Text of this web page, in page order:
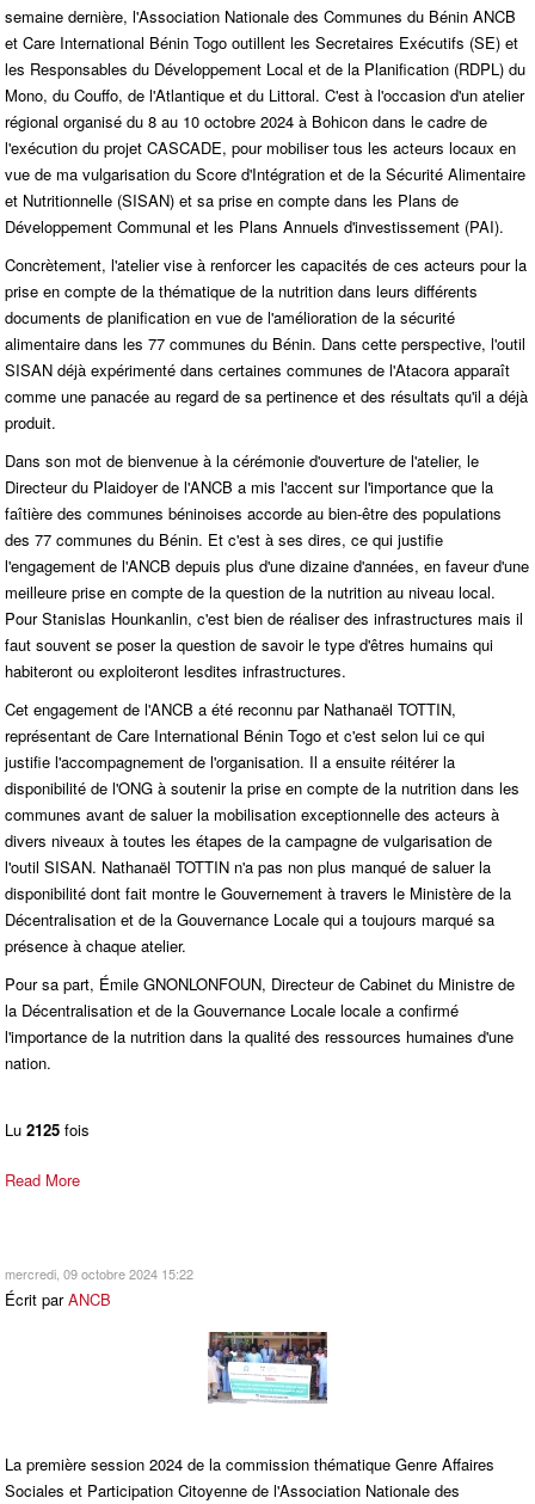
semaine dernière, l'Association Nationale des Communes du Bénin ANCB
et Care International Bénin Togo outillent les Secretaires Exécutifs (SE) et
les Responsables du Développement Local et de la Planification (RDPL) du
Mono, du Couffo, de l'Atlantique et du Littoral. C'est à l'occasion d'un atelier
régional organisé du 8 au 10 octobre 2024 à Bohicon dans le cadre de
l'exécution du projet CASCADE, pour mobiliser tous les acteurs locaux en
vue de ma vulgarisation du Score d'Intégration et de la Sécurité Alimentaire
et Nutritionnelle (SISAN) et sa prise en compte dans les Plans de
Développement Communal et les Plans Annuels d'investissement (PAI).
Concrètement, l'atelier vise à renforcer les capacités de ces acteurs pour la
prise en compte de la thématique de la nutrition dans leurs différents
documents de planification en vue de l'amélioration de la sécurité
alimentaire dans les 77 communes du Bénin. Dans cette perspective, l'outil
SISAN déjà expérimenté dans certaines communes de l'Atacora apparaît
comme une panacée au regard de sa pertinence et des résultats qu'il a déjà
produit.
Dans son mot de bienvenue à la cérémonie d'ouverture de l'atelier, le
Directeur du Plaidoyer de l'ANCB a mis l'accent sur l'importance que la
faîtière des communes béninoises accorde au bien-être des populations
des 77 communes du Bénin. Et c'est à ses dires, ce qui justifie
l'engagement de l'ANCB depuis plus d'une dizaine d'années, en faveur d'une
meilleure prise en compte de la question de la nutrition au niveau local.
Pour Stanislas Hounkanlin, c'est bien de réaliser des infrastructures mais il
faut souvent se poser la question de savoir le type d'êtres humains qui
habiteront ou exploiteront lesdites infrastructures.
Cet engagement de l'ANCB a été reconnu par Nathanaël TOTTIN,
représentant de Care International Bénin Togo et c'est selon lui ce qui
justifie l'accompagnement de l'organisation. Il a ensuite réitérer la
disponibilité de l'ONG à soutenir la prise en compte de la nutrition dans les
communes avant de saluer la mobilisation exceptionnelle des acteurs à
divers niveaux à toutes les étapes de la campagne de vulgarisation de
l'outil SISAN. Nathanaël TOTTIN n'a pas non plus manqué de saluer la
disponibilité dont fait montre le Gouvernement à travers le Ministère de la
Décentralisation et de la Gouvernance Locale qui a toujours marqué sa
présence à chaque atelier.
Pour sa part, Émile GNONLONFOUN, Directeur de Cabinet du Ministre de
la Décentralisation et de la Gouvernance Locale locale a confirmé
l'importance de la nutrition dans la qualité des ressources humaines d'une
nation.
Lu 2125 fois
Read More
mercredi, 09 octobre 2024 15:22
Écrit parANCB
La première session 2024 de la commission thématique Genre Affaires
Sociales et Participation Citoyenne de l'Association Nationale des